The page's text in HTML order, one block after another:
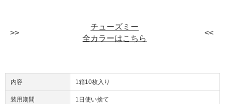
チューズミー
全カラーはこちら
内容 1箱10枚入り
装用期間 1日使い捨て